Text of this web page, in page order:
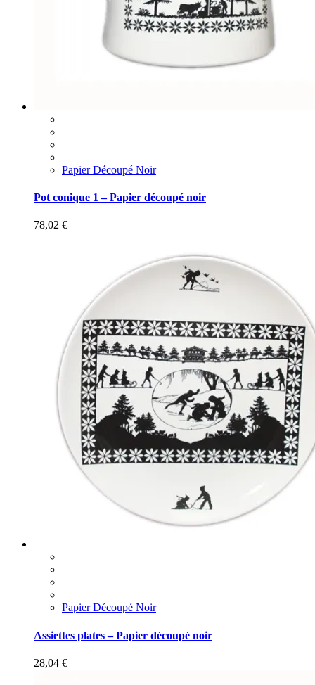
Papier Découpé Noir
Pot conique 1 – Papier découpé noir
78,02 €
Papier Découpé Noir
Assiettes plates – Papier découpé noir
28,04 €